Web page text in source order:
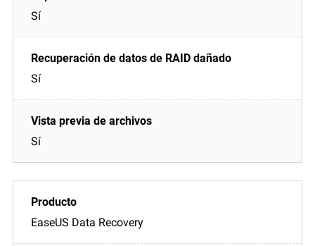
Sí
Sí
Sí
EaseUS Data Recovery